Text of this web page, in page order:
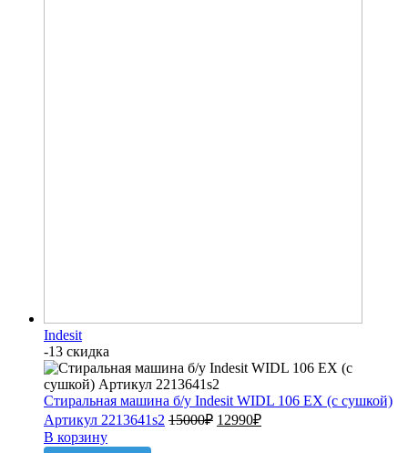
Indesit
-13 скидка
Стиральная машина б/у Indesit WIDL 106 EX (с сушкой)
Артикул 2213641s2 15000₽ 12990₽
В корзину